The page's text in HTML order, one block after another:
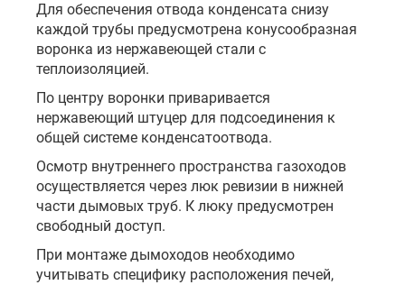
Для обеспечения отвода конденсата снизу
каждой трубы предусмотрена конусообразная
воронка из нержавеющей стали с
теплоизоляцией.
По центру воронки приваривается
нержавеющий штуцер для подсоединения к
общей системе конденсатоотвода.
Осмотр внутреннего пространства газоходов
осуществляется через люк ревизии в нижней
части дымовых труб. К люку предусмотрен
свободный доступ.
При монтаже дымоходов необходимо
учитывать специфику расположения печей,